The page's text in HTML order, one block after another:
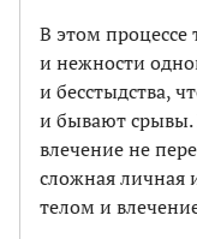
В этом процессе
и нежности
и бесстыдства,
и бывают
влечение не
сложная личная
телом и